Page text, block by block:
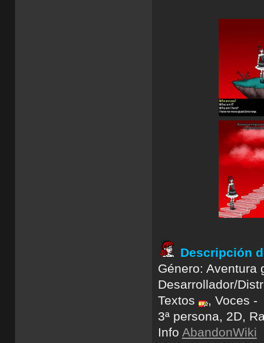
Descripción
Género: Aventura
Desarrollador/
Textos
, Voces -
3ª persona, 2D,
Info AbandonWiki